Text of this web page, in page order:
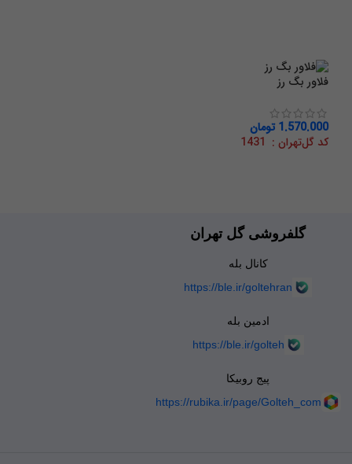
فلاور بگ رز
1.570.000 تومان
کد گل‌تهران : 1431
گلفروشی گل تهران
کانال بله
https://ble.ir/goltehran
ادمین بله
https://ble.ir/golteh
پیج روبیکا
https://rubika.ir/page/Golteh_com